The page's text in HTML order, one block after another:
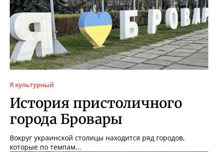
Я культурный
История пристоличного
города Бровары
Вокруг украинской столицы находится ряд городов,
которые по темпам...